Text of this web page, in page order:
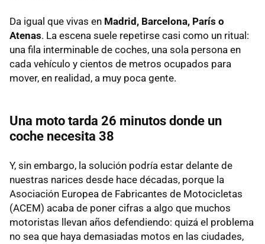
Da igual que vivas en Madrid, Barcelona, París o
Atenas. La escena suele repetirse casi como un ritual:
una fila interminable de coches, una sola persona en
cada vehículo y cientos de metros ocupados para
mover, en realidad, a muy poca gente.
Una moto tarda 26 minutos donde un
coche necesita 38
Y, sin embargo, la solución podría estar delante de
nuestras narices desde hace décadas, porque la
Asociación Europea de Fabricantes de Motocicletas
(ACEM) acaba de poner cifras a algo que muchos
motoristas llevan años defendiendo: quizá el problema
no sea que haya demasiadas motos en las ciudades,